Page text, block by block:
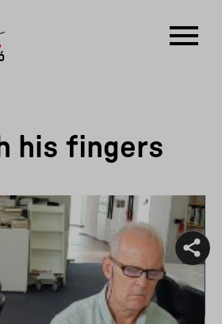
IT
한국어
his fingers